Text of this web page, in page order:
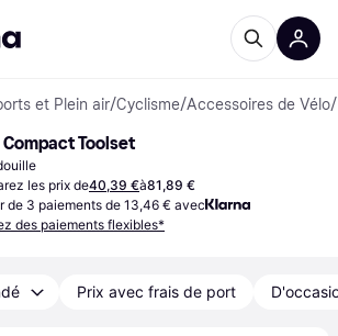
et Plein air/Cyclisme/Accessoires de Vélo/
Compact Toolset
les prix de40,39 €à81,89 €
de 3 paiements de 13,46 € avec
des paiements flexibles*
Prix avec frais de port